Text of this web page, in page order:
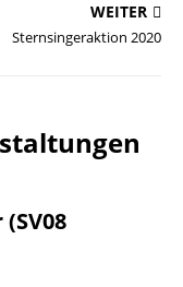
WEITER
Sternsingeraktion 2020